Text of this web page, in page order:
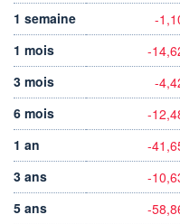
1 semaine
-
1 mois
-
3 mois
-
6 mois
-
1 an
-
3 ans
-
5 ans
-